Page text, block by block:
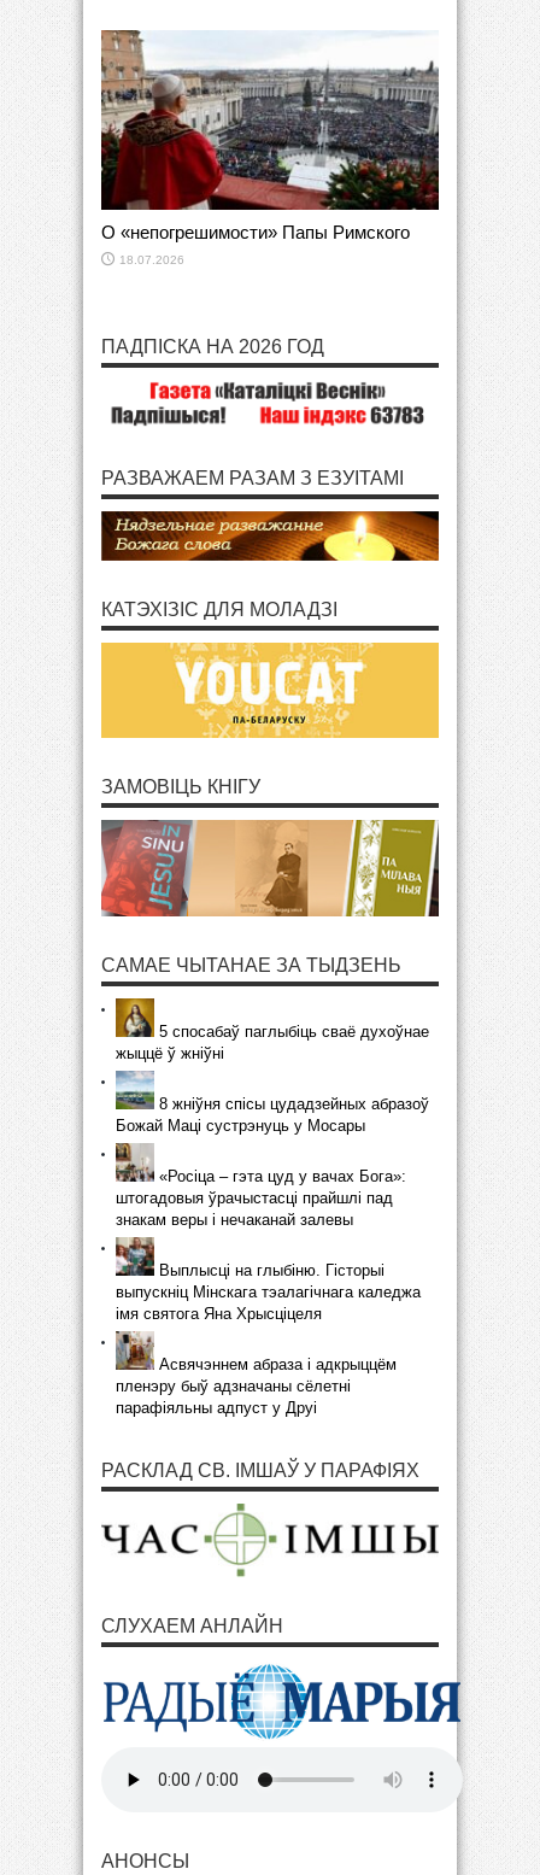
О «непогрешимости» Папы Римского
18.07.2026
ПАДПІСКА НА 2026 ГОД
РАЗВАЖАЕМ РАЗАМ З ЕЗУІТАМІ
КАТЭХІЗІС ДЛЯ МОЛАДЗІ
ЗАМОВІЦЬ КНІГУ
САМАЕ ЧЫТАНАЕ ЗА ТЫДЗЕНЬ
5 спосабаў паглыбіць сваё духоўнае
жыццё ў жніўні
8 жніўня спісы цудадзейных абразоў
Божай Маці сустрэнуць у Мосары
«Росіца – гэта цуд у вачах Бога»:
штогадовыя ўрачыстасці прайшлі пад
знакам веры і нечаканай залевы
Выплысці на глыбіню. Гісторыі
выпускніц Мінскага тэалагічнага каледжа
імя святога Яна Хрысціцеля
Асвячэннем абраза і адкрыццём
пленэру быў адзначаны сёлетні
парафіяльны адпуст у Друі
РАСКЛАД СВ. ІМШАЎ У ПАРАФІЯХ
СЛУХАЕМ АНЛАЙН
АНОНСЫ